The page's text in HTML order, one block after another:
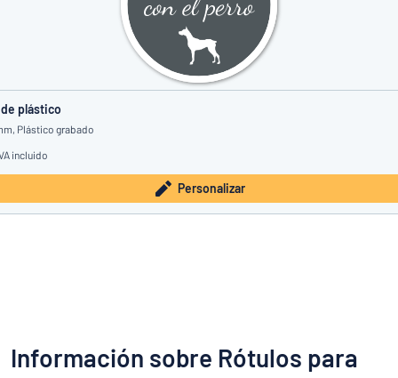
plástico
Plástico grabado
incluido
Personalizar
Información sobre Rótulos para